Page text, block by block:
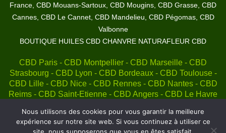
France, CBD Mouans-Sartoux, CBD Mougins, CBD Grasse, CBD
Cannes, CBD Le Cannet, CBD Mandelieu, CBD Pégomas, CBD
Valbonne
BOUTIQUE HUILES CBD CHANVRE NATURAFLEUR CBD
CBD Paris - CBD Montpellier - CBD Marseille - CBD
Strasbourg - CBD Lyon - CBD Bordeaux - CBD Toulouse -
CBD Lille - CBD Nice - CBD Rennes - CBD Nantes - CBD
Reims - CBD Saint-Etienne - CBD Angers - CBD Le Havre
CBD Le Mans - CBD Roubaix - CBD Brest - CBD Cannes -
CBD Tours - CBD Amiens - CBD Lens - CBD Caen - CBD
Nous utilisons des cookies pour vous garantir la meilleure
expérience sur notre site web. Si vous continuez à utiliser ce